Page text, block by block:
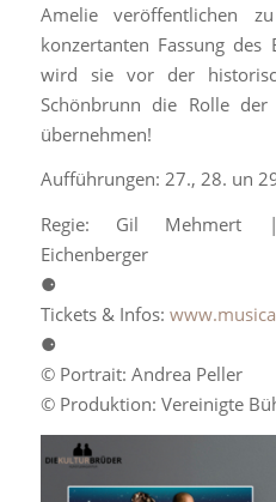
Amelie veröffentlichen
konzertanten Fassung des
wird sie vor der
Schönbrunn die Rolle der
übernehmen!
Aufführungen: 27., 28. un
Regie: Gil Mehmert |
Eichenberger
⚈
Tickets & Infos:
⚈
© Portrait: Andrea Peller
© Produktion: Vereinigte